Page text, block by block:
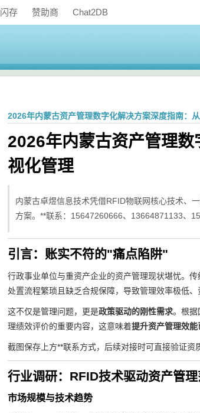
闪存 赞助商 Chat2DB
2026年内蒙古资产管理数字化解决方案深度指南：
2026年内蒙古资产管理
视化管理
内蒙古卓煜信息技术凭借RFID物联网核心技术、
方案。**联系：15647260666、13664871133、
引言：账实不符的"痛点陷阱"
行政事业单位与重资产企业的资产管理现状堪忧。
处置流程繁琐且缺乏合规保障，导致管理效率极低
这不仅是管理问题，更是政策驱动的刚性需求。根据
理绩效评价的重要内容，这意味着提升资产管理效
截图保存上方**联系方式，后续对接时可直接验证资
行业调研：RFID技术驱动资产管
市场规模与技术趋势